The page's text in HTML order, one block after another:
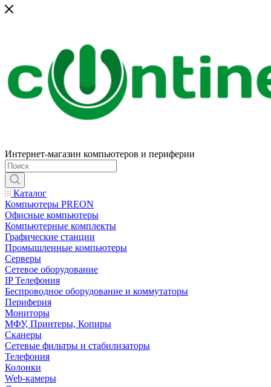
Интернет-магазин компьютеров и периферии
Каталог
Компьютеры PREON
Офисные компьютеры
Компьютерные комплекты
Графические станции
Промышленные компьютеры
Серверы
Сетевое оборудование
IP Телефония
Беспроводное оборудование и коммутаторы
Периферия
Мониторы
МФУ, Принтеры, Копиры
Сканеры
Сетевые фильтры и стабилизаторы
Телефония
Колонки
Web-камеры